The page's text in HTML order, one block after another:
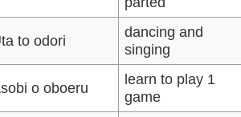
to odori
dancing and
singing
o oboeru
learn to play 1
game